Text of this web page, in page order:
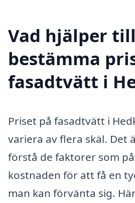
Vad hjälper
bestämma
fasadtvätt i
Priset på fasadtvätt i
variera av flera skäl. Det
förstå de faktorer som
kostnaden för att få en
man kan förvänta sig.